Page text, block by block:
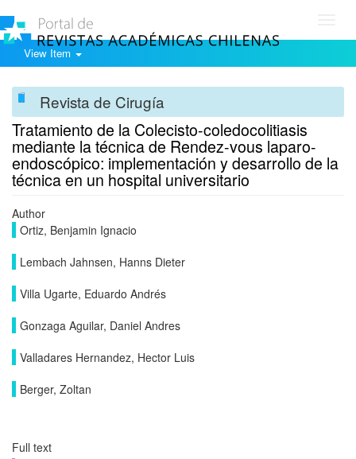
View Item
Revista de Cirugía
Tratamiento de la Colecisto-coledocolitiasis
mediante la técnica de Rendez-vous laparo-
endoscópico: implementación y desarrollo de la
técnica en un hospital universitario
Author
Ortiz, Benjamin Ignacio
Lembach Jahnsen, Hanns Dieter
Villa Ugarte, Eduardo Andrés
Gonzaga Aguilar, Daniel Andres
Valladares Hernandez, Hector Luis
Berger, Zoltan
Full text